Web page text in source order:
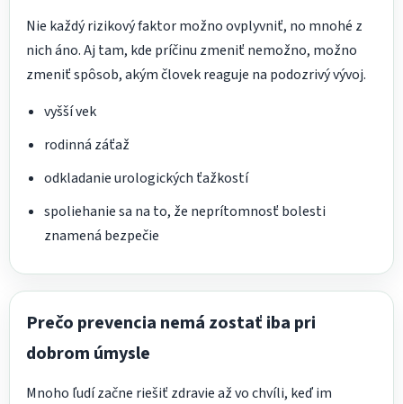
Nie každý rizikový faktor možno ovplyvniť, no mnohé z
nich áno. Aj tam, kde príčinu zmeniť nemožno, možno
zmeniť spôsob, akým človek reaguje na podozrivý vývoj.
vyšší vek
rodinná záťaž
odkladanie urologických ťažkostí
spoliehanie sa na to, že neprítomnosť bolesti
znamená bezpečie
Prečo prevencia nemá zostať iba pri
dobrom úmysle
Mnoho ľudí začne riešiť zdravie až vo chvíli, keď im